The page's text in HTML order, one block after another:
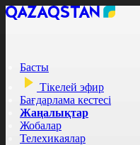
Басты
Тікелей эфир
Бағдарлама кестесі
Жаңалықтар
Жобалар
Телехикаялар